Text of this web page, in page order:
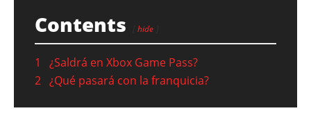
Contents hide
1
¿Saldrá en Xbox Game Pass?
2 ¿Qué pasará con la franquicia?